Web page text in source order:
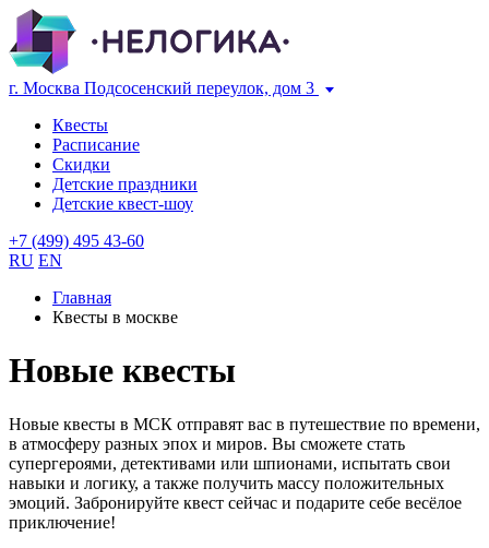
г. Москва Подсосенский переулок, дом 3
Квесты
Расписание
Скидки
Детские праздники
Детские квест-шоу
+7 (499) 495 43-60
RU EN
Главная
Квесты в москве
Новые квесты
Новые квесты в МСК отправят вас в путешествие по времени,
в атмосферу разных эпох и миров. Вы сможете стать
супергероями, детективами или шпионами, испытать свои
навыки и логику, а также получить массу положительных
эмоций. Забронируйте квест сейчас и подарите себе весёлое
приключение!